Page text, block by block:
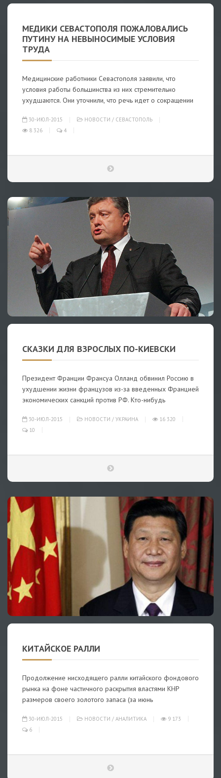
МЕДИКИ СЕВАСТОПОЛЯ ПОЖАЛОВАЛИСЬ
ПУТИНУ НА НЕВЫНОСИМЫЕ УСЛОВИЯ
ТРУДА
Медицинские работники Севастополя заявили, что
условия работы большинства из них стремительно
ухудшаются. Они уточнили, что речь идет о сокращении
30-ИЮЛ-2015 НОВОСТИ / СЕВАСТОПОЛЬ
8 326
4
СКАЗКИ ДЛЯ ВЗРОСЛЫХ ПО-КИЕВСКИ
Президент Франции Франсуа Олланд обвинил Россию в
ухудшении жизни французов из-за введенных Францией
экономических санкций против РФ. Кто-нибудь
30-ИЮЛ-2015 НОВОСТИ / УКРАИНА
16 320
10
КИТАЙСКОЕ РАЛЛИ
Продолжение нисходящего ралли китайского фондового
рынка на фоне частичного раскрытия властями КНР
размеров своего золотого запаса (за июнь
30-ИЮЛ-2015 НОВОСТИ / АНАЛИТИКА
9 173
6